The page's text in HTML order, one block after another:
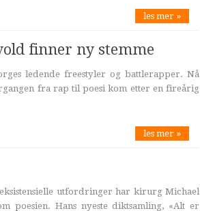
les mer »
finner ny stemme
ledende freestyler og battlerapper. Nå
fra rap til poesi kom etter en fireårig
les mer »
utfordringer har kirurg Michael
poesien. Hans nyeste diktsamling, «Alt er